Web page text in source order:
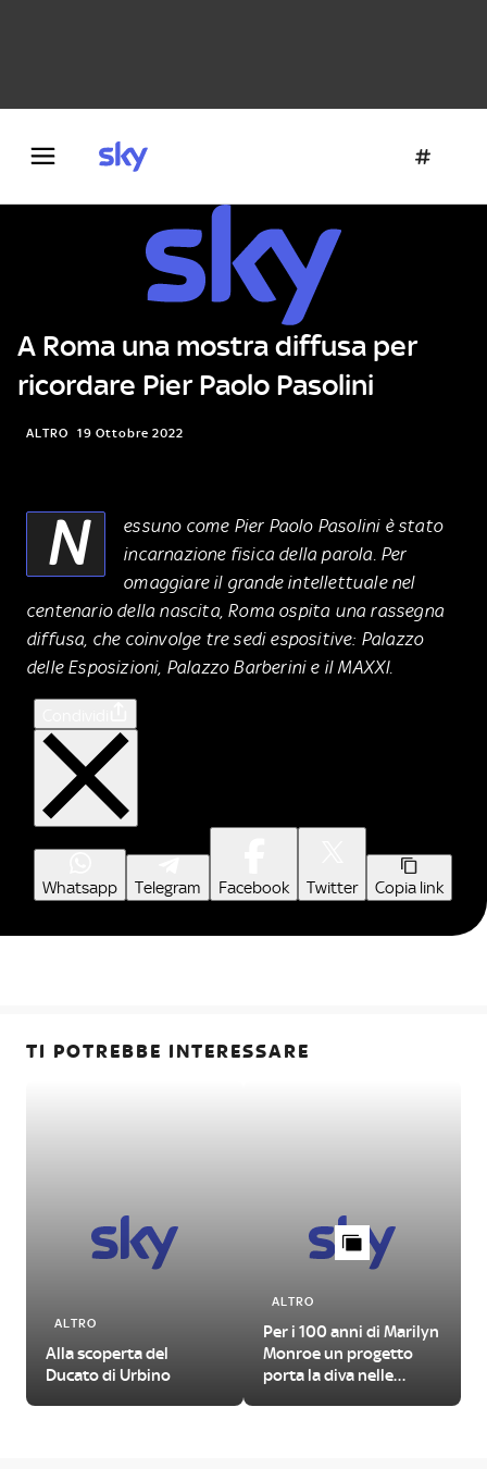
A Roma una mostra diffusa per
ricordare Pier Paolo Pasolini
ALTRO 19 Ottobre 2022
N
essuno come Pier Paolo Pasolini è stato
incarnazione fisica della parola. Per
omaggiare il grande intellettuale nel
centenario della nascita, Roma ospita una rassegna
diffusa, che coinvolge tre sedi espositive: Palazzo
delle Esposizioni, Palazzo Barberini e il MAXXI.
Whatsapp Telegram Facebook Twitter Copia link
TI POTREBBE INTERESSARE
ALTRO
Alla scoperta del
Ducato di Urbino
ALTRO
Per i 100 anni di Marilyn
Monroe un progetto
porta la diva nelle